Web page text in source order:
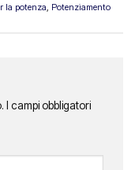
la potenza Potenziamento
I campi obbligatori